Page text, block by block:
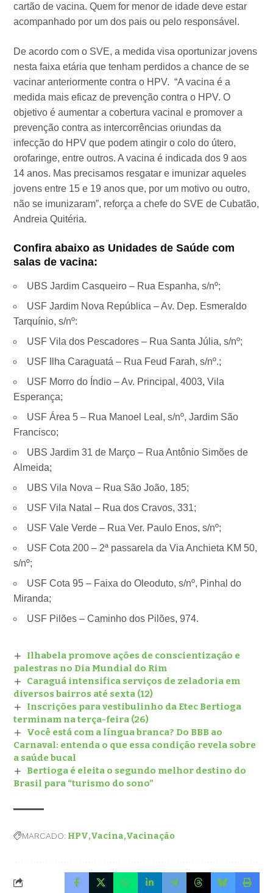
cartão de vacina. Quem for menor de idade deve estar
acompanhado por um dos pais ou pelo responsável.
De acordo com o SVE, a medida visa oportunizar jovens
nesta faixa etária que tenham perdidos a chance de se
vacinar anteriormente contra o HPV. “A vacina é a
medida mais eficaz de prevenção contra o HPV. O
objetivo é aumentar a cobertura vacinal e promover a
prevenção contra as intercorrências oriundas da
infecção do HPV que podem atingir o colo do útero,
orofaringe, entre outros. A vacina é indicada dos 9 aos
14 anos. Mas precisamos resgatar e imunizar aqueles
jovens entre 15 e 19 anos que, por um motivo ou outro,
não se imunizaram”, reforça a chefe do SVE de Cubatão,
Andreia Quitéria.
Confira abaixo as Unidades de Saúde com
salas de vacina:
UBS Jardim Casqueiro – Rua Espanha, s/nº;
USF Jardim Nova República – Av. Dep. Esmeraldo
Tarquínio, s/nº:
USF Vila dos Pescadores – Rua Santa Júlia, s/nº;
USF Ilha Caraguatá – Rua Feud Farah, s/nº.;
USF Morro do Índio – Av. Principal, 4003, Vila
Esperança;
USF Área 5 – Rua Manoel Leal, s/nº, Jardim São
Francisco;
UBS Jardim 31 de Março – Rua Antônio Simões de
Almeida;
UBS Vila Nova – Rua São João, 185;
USF Vila Natal – Rua dos Cravos, 331;
USF Vale Verde – Rua Ver. Paulo Enos, s/nº;
USF Cota 200 – 2ª passarela da Via Anchieta KM 50,
s/nº;
USF Cota 95 – Faixa do Oleoduto, s/nº, Pinhal do
Miranda;
USF Pilões – Caminho dos Pilões, 974.
Ilhabela promove ações de conscientização e
palestras no Dia Mundial do Rim
Caraguá intensifica serviços de zeladoria em
diversos bairros até sexta (12)
Inscrições para vestibulinho da Etec Bertioga
terminam na terça-feira (26)
Você está com a língua branca? Do BBB ao
Carnaval: entenda o que essa condição revela sobre
a saúde bucal
Bertioga é eleita o segundo melhor destino do
Brasil para “turismo do sono”
MARCADO: HPV Vacina Vacinação